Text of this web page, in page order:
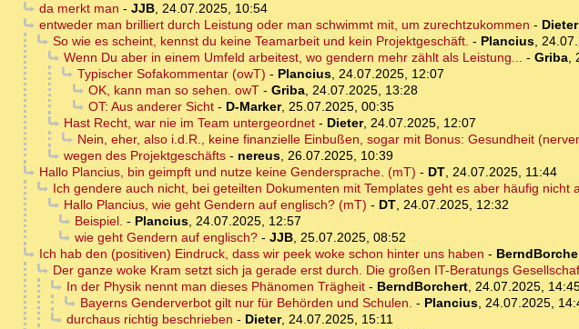
da merkt man - JJB, 24.07.2025, 10:54
entweder man brilliert durch Leistung oder man schwimmt mit, um zurechtzukommen - Dieter
So wie es scheint, kennst du keine Teamarbeit und kein Projektgeschäft. - Plancius,
Wenn Du aber in einem Umfeld arbeitest, wo gendern mehr zählt als Leistung... - Griba,
Typischer Sofakommentar (owT) - Plancius, 24.07.2025, 12:07
OK, kann man so sehen. owT- Griba, 24.07.2025, 13:28
OT: Aus anderer Sicht- D-Marker, 25.07.2025, 00:35
Hast Recht, war nie im Team untergeordnet- Dieter, 24.07.2025, 12:07
Nein, eher, also i.d.R., keine finanzielle Einbußen, sogar mit Bonus: Gesundheit
wegen des Projektgeschäfts- nereus, 26.07.2025, 10:39
Hallo Plancius, bin geimpft und nutze keine Gendersprache. (mT) - DT, 24.07.2025, 11:44
Ich gendere auch nicht, bei geteilten Dokumenten mit Templates geht es aber häufig nicht
Hallo Plancius, wie geht Gendern auf englisch? (mT) - DT, 24.07.2025, 12:32
Beispiel. - Plancius, 24.07.2025, 12:57
wie geht Gendern auf englisch?- JJB, 25.07.2025, 08:52
Ich hab den (positiven) Eindruck, dass wir peek woke schon hinter uns haben -
Der ganze woke Kram setzt sich ja gerade erst durch. Die großen IT-Beratungs
In der Physik nennt man dieses Phänomen Trägheit- BerndBorchert, 24.07.2025,
Bayerns Genderverbot gilt nur für Behörden und Schulen. - Plancius, 24.07.2025,
durchaus richtig beschrieben - Dieter, 24.07.2025, 15:11